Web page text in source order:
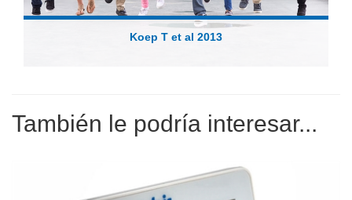
Koep T et al 2013
También le podría interesar...